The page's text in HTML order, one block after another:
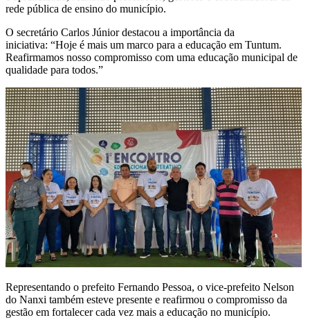
rede pública de ensino do município.
O secretário Carlos Júnior destacou a importância da
iniciativa: “Hoje é mais um marco para a educação em Tuntum.
Reafirmamos nosso compromisso com uma educação municipal de
qualidade para todos.”
Representando o prefeito Fernando Pessoa, o vice-prefeito Nelson
do Nanxi também esteve presente e reafirmou o compromisso da
gestão em fortalecer cada vez mais a educação no município.